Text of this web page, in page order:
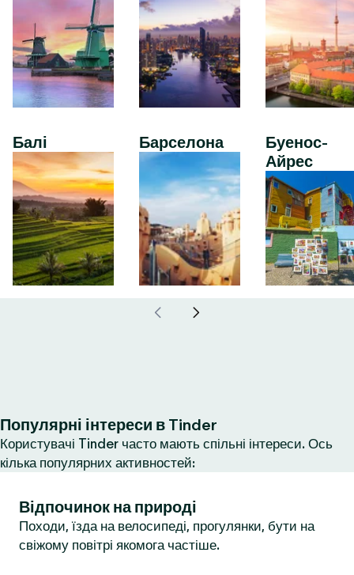
Балі Барселона
Буенос-
Айрес
Популярні інтереси в Tinder
Користувачі Tinder часто мають спільні інтереси. Ось
кілька популярних активностей:
Відпочинок на природі
Походи, їзда на велосипеді, прогулянки, бути на
свіжому повітрі якомога частіше.